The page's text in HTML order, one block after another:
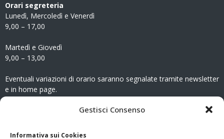
Gestisci Consenso
Informativa sui Cookies
Orari segreteria
Lunedì, Mercoledì e Venerdì
9,00 – 17,00
Martedì e Giovedì
9,00 – 13,00
Eventuali variazioni di orario saranno segnalate tramite newsletter
e in home page.